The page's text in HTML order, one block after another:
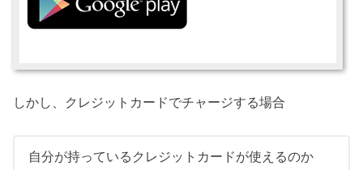
しかし、クレジットカードでチャージする場合
自分が持っているクレジットカードが使えるのか